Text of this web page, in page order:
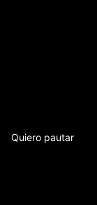
Quiero pautar